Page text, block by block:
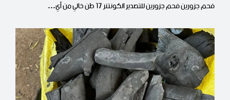
فحم جزورين فحم جزورين للتصدير الكونتنر 17 طن خالي من أي…